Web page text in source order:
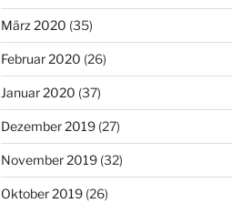
März 2020 (35)
Februar 2020 (26)
Januar 2020 (37)
Dezember 2019(27)
November 2019(32)
Oktober 2019(26)